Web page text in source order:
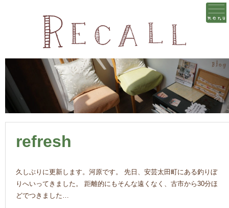
refresh
久しぶりに更新します。河原です。 先日、安芸太田町にある釣りぼ
りへいってきました。 距離的にもそんな遠くなく、古市から30分ほ
どでつきました…